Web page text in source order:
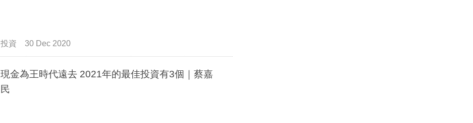
投資 30 Dec 2020
現金為王時代遠去 2021年的最佳投資有3個｜蔡嘉
民